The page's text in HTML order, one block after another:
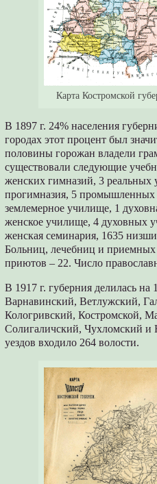
Карта Костромской
В 1897 г. 24% населения
городах этот процент был
половины горожан владели
существовали следующие
женских гимназий, 3 реальных
прогимназия, 5
землемерное училище, 1
женское училище, 4 духовных
женская семинария, 1635
Больниц, лечебниц и приемных
приютов – 22. Число
В 1917 г. губерния делилась на
Варнавинский, Ветлужский,
Кологривский, Костромской,
Солигаличский, Чухломский и
уездов входило 264 волости.